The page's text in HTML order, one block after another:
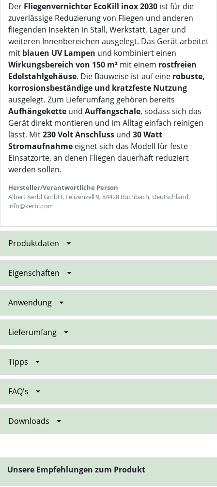
Der Fliegenvernichter EcoKill inox 2030 ist für die
zuverlässige Reduzierung von Fliegen und anderen
fliegenden Insekten in Stall, Werkstatt, Lager und
weiteren Innenbereichen ausgelegt. Das Gerät arbeitet
mit blauen UV Lampen und kombiniert einen
Wirkungsbereich von 150 m² mit einem rostfreien
Edelstahlgehäuse. Die Bauweise ist auf eine robuste,
korrosionsbeständige und kratzfeste Nutzung
ausgelegt. Zum Lieferumfang gehören bereits
Aufhängekette und Auffangschale, sodass sich das
Gerät direkt montieren und im Alltag einfach reinigen
lässt. Mit230 Volt Anschluss und 30 Watt
Stromaufnahme eignet sich das Modell für feste
Einsatzorte, an denen Fliegen dauerhaft reduziert
werden sollen.
Hersteller/Verantwortliche Person
Albert Kerbl GmbH, Felizenzell 9, 84428 Buchbach, Deutschland,
info@kerbl.com
Produktdaten
Eigenschaften
Anwendung
Lieferumfang
Tipps
FAQ's
Downloads
Unsere Empfehlungen zum Produkt